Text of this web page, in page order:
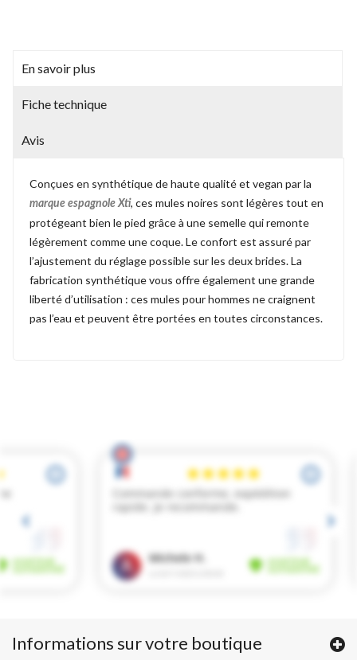
En savoir plus
Fiche technique
Avis
Conçues en synthétique de haute qualité et vegan par la
marque espagnole Xti, ces mules noires sont légères tout en
protégeant bien le pied grâce à une semelle qui remonte
légèrement comme une coque. Le confort est assuré par
l’ajustement du réglage possible sur les deux brides. La
fabrication synthétique vous offre également une grande
liberté d’utilisation : ces mules pour hommes ne craignent
pas l’eau et peuvent être portées en toutes circonstances.
Informations sur votre boutique